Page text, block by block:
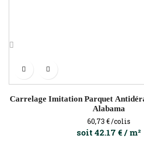
Carrelage Imitation Parquet
Alabama
Prix
60,73 €/colis
soit 42.17 € / m²